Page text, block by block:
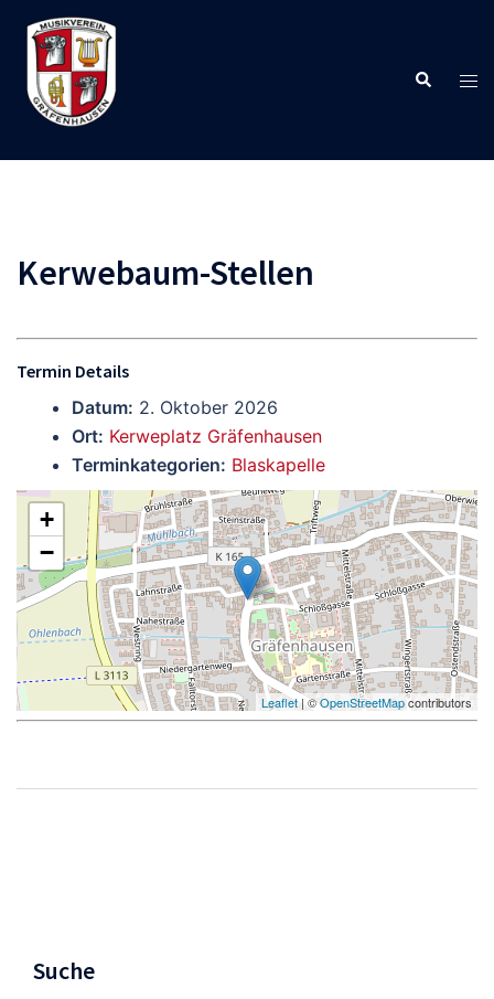
Inhalt
springen
Suche
Kerwebaum-Stellen
Termin Details
Datum: 2. Oktober 2026
Ort: Kerweplatz Gräfenhausen
Terminkategorien: Blaskapelle
+
−
Leaflet| ©OpenStreetMapcontributors
Suche